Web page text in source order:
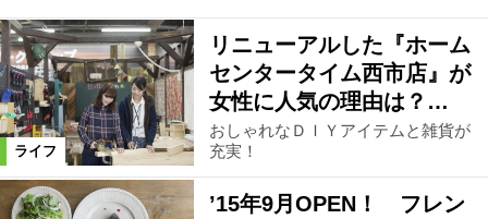
ライフ
リニューアルした『ホーム
センタータイム西市店』が
女性に人気の理由は？…
おしゃれなＤＩＹアイテムと雑貨が
充実！
’15年9月OPEN！ フレン